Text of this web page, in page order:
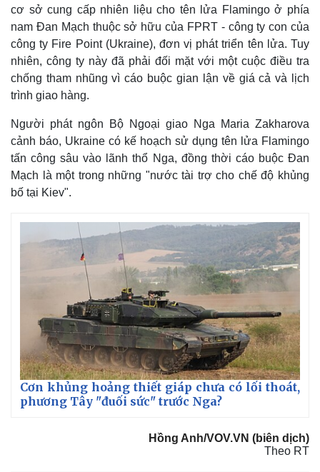
Thế giới
Quan sát
Cuộc sống đó đây
Hồ sơ
Multimedia
Video
Ảnh
cơ sở cung cấp nhiên liệu cho tên lửa Flamingo ở phía
nam Đan Mạch thuộc sở hữu của FPRT - công ty con của
công ty Fire Point (Ukraine), đơn vị phát triển tên lửa. Tuy
nhiên, công ty này đã phải đối mặt với một cuộc điều tra
chống tham nhũng vì cáo buộc gian lận về giá cả và lịch
trình giao hàng.
Người phát ngôn Bộ Ngoại giao Nga Maria Zakharova
cảnh báo, Ukraine có kế hoạch sử dụng tên lửa Flamingo
tấn công sâu vào lãnh thổ Nga, đồng thời cáo buộc Đan
Mạch là một trong những "nước tài trợ cho chế độ khủng
bố tại Kiev".
Cơn khủng hoảng thiết giáp chưa có lối thoát,
phương Tây "đuối sức" trước Nga?
Hồng Anh/VOV.VN (biên dịch)
Theo RT